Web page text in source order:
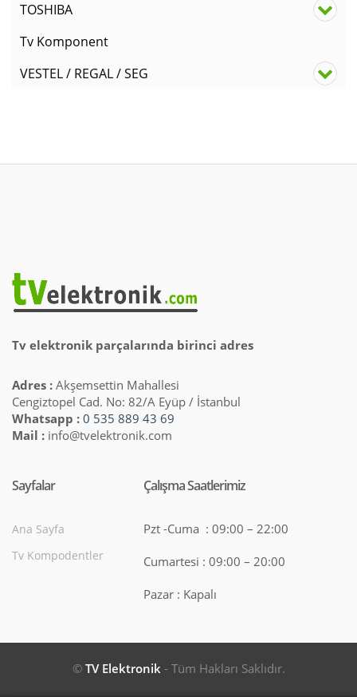
TOSHIBA
Tv Komponent
VESTEL / REGAL / SEG
Tv elektronik parçalarında birinci adres
Adres : Akşemsettin Mahallesi
Cengiztopel Cad. No: 82/A Eyüp / İstanbul
Whatsapp : 0 535 889 43 69
Mail : info@tvelektronik.com
Sayfalar
Ana Sayfa
Tv Kompodentler
Çalışma Saatlerimiz
Pzt -Cuma : 09:00 – 22:00
Cumartesi : 09:00 – 20:00
Pazar : Kapalı
© TV Elektronik- Tüm Hakları Saklıdır.